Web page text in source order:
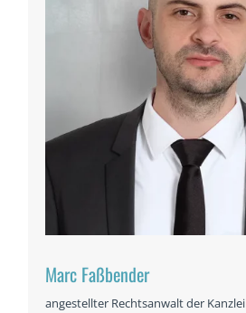
Marc Faßbender
angestellter Rechtsanwalt der Kanzlei